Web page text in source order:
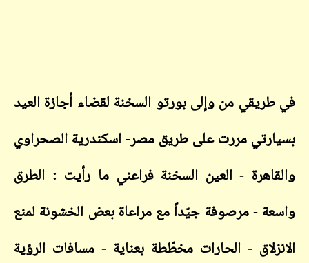
في طريقي من وإلى بورتو السخنة لقضاء أجازة العيد
بسيارتي مررت على طريق مصر- اسكندرية الصحراوي
والقاهرة - العين السخنة فراعني ما رأيت : الطرق
واسعة - مرصوفة جيّداً مع مراعاة بعض الخشونة لمنع
الانزلاق - الحارات مخطّطة بعناية - مسافات الرؤية